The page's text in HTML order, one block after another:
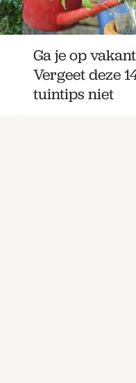
Ga je op
Vergeet deze
tuintips niet